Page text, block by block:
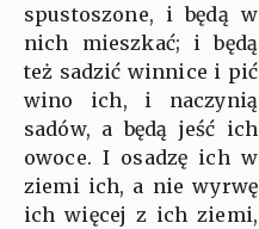
spustoszone, i będą w
nich mieszkać; i będą
też sadzić winnice i pić
wino ich, i naczynią
sadów, a będą jeść ich
owoce. I osadzę ich w
ziemi ich, a nie wyrwę
ich więcej z ich ziemi,